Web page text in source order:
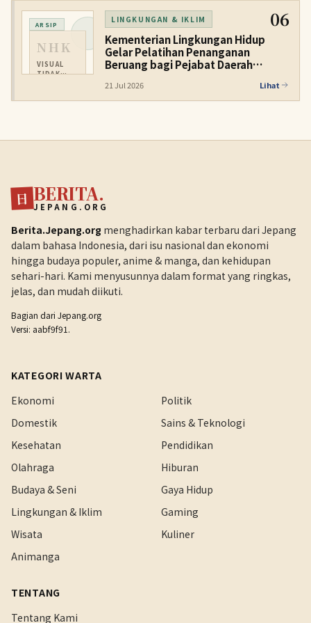
ARSIP
NHK
VISUAL
TIDAK
LINGKUNGAN & IKLIM 06
Kementerian Lingkungan Hidup
Gelar Pelatihan Penanganan
Beruang bagi Pejabat Daerah
21 Jul 2026 Lihat
日 BERITA.
JEPANG.ORG
Berita.Jepang.org menghadirkan kabar terbaru dari Jepang
dalam bahasa Indonesia, dari isu nasional dan ekonomi
hingga budaya populer, anime & manga, dan kehidupan
sehari-hari. Kami menyusunnya dalam format yang ringkas,
jelas, dan mudah diikuti.
Bagian dari Jepang.org
Versi: aabf9f91.
KATEGORI WARTA
Ekonomi
Politik
Domestik
Sains & Teknologi
Kesehatan
Pendidikan
Olahraga
Hiburan
Budaya & Seni
Gaya Hidup
Lingkungan & Iklim
Gaming
Wisata
Kuliner
Animanga
TENTANG
Tentang Kami